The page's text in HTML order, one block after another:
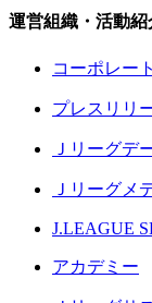
運営組織・活動紹
コーポレー
プレスリリ
Ｊリーグデ
Ｊリーグメ
J.LEAGUE
アカデミー